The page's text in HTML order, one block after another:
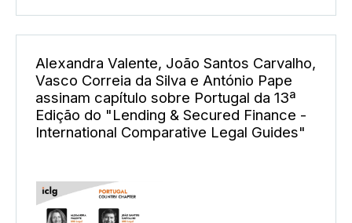
Alexandra Valente, João Santos Carvalho,
Vasco Correia da Silva e António Pape
assinam capítulo sobre Portugal da 13ª
Edição do "Lending & Secured Finance -
International Comparative Legal Guides"